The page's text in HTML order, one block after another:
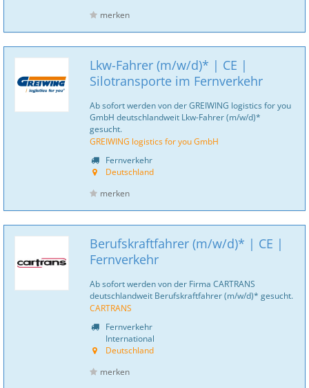
merken
Lkw-Fahrer (m/w/d)* | CE |
Silotransporte im Fernverkehr
Ab sofort werden von der GREIWING logistics for you
GmbH deutschlandweit Lkw-Fahrer (m/w/d)*
gesucht.
GREIWING logistics for you GmbH
Fernverkehr
Deutschland
merken
Berufskraftfahrer (m/w/d)* | CE |
Fernverkehr
Ab sofort werden von der Firma CARTRANS
deutschlandweit Berufskraftfahrer (m/w/d)* gesucht.
CARTRANS
Fernverkehr
International
Deutschland
merken